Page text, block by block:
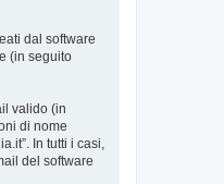
dal software
(in seguito
valido (in
di nome
In tutti i casi,
del software